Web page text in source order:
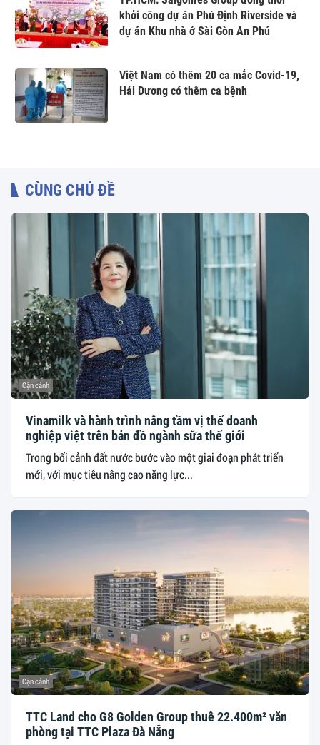
khởi công dự án Phú Định Riverside và
dự án Khu nhà ở Sài Gòn An Phú
Việt Nam có thêm 20 ca mắc Covid-19,
Hải Dương có thêm ca bệnh
CÙNG CHỦ ĐỀ
Cận cảnh
Vinamilk và hành trình nâng tầm vị thế doanh
nghiệp việt trên bản đồ ngành sữa thế giới
Trong bối cảnh đất nước bước vào một giai đoạn phát triển
mới, với mục tiêu nâng cao năng lực...
Cận cảnh
TTC Land cho G8 Golden Group thuê 22.400m² văn
phòng tại TTC Plaza Đà Nẵng